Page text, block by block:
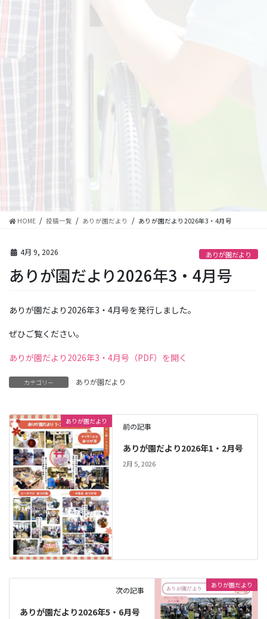
HOME 投稿一覧 ありが園だより ありが園だより2026年3・4月号
4月 9, 2026 ありが園だより
ありが園だより2026年3・4月号
ありが園だより2026年3・4月号を発行しました。
ぜひご覧ください。
ありが園だより2026年3・4月号（PDF）を開く
カテゴリー ありが園だより
ありが園だより
前の記事
ありが園だより2026年1・2月号
2月 5, 2026
ありが園だより
次の記事
ありが園だより2026年5・6月号